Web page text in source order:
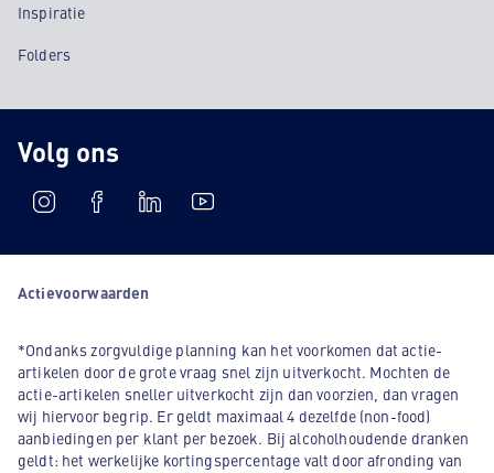
Inspiratie
Folders
Volg ons
Actievoorwaarden
*Ondanks zorgvuldige planning kan het voorkomen dat actie-
artikelen door de grote vraag snel zijn uitverkocht. Mochten de
actie-artikelen sneller uitverkocht zijn dan voorzien, dan vragen
wij hiervoor begrip. Er geldt maximaal 4 dezelfde (non-food)
aanbiedingen per klant per bezoek. Bij alcoholhoudende dranken
geldt: het werkelijke kortingspercentage valt door afronding van